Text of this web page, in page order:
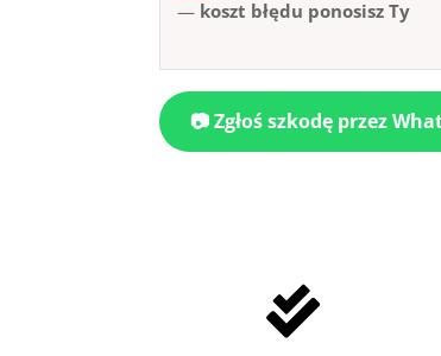
— koszt błędu ponosisz Ty
📷 Zgłoś szkodę przez
